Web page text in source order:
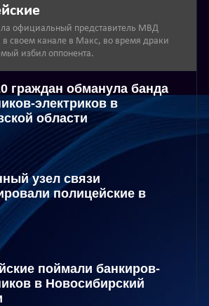
официальный представитель МВД
своем канале в Макс, во время драки
избил оппонента.
граждан обманула банда
электриков в
области
узел связи
полицейские в
поймали банкиров-
в Новосибирский